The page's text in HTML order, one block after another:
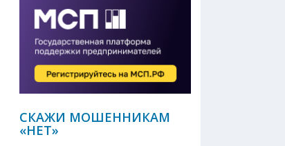
СКАЖИ МОШЕННИКАМ
«НЕТ»